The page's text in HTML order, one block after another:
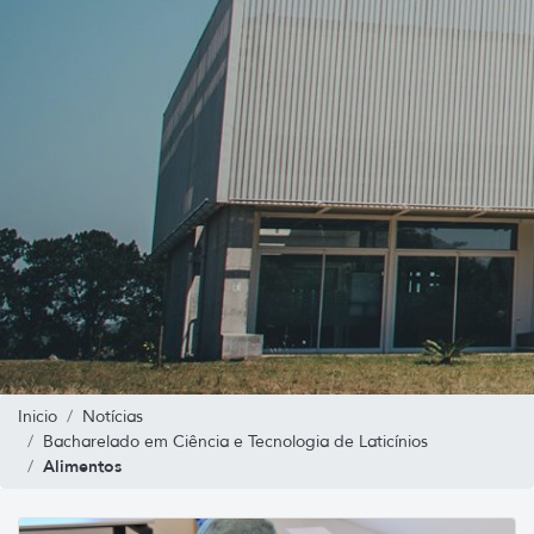
Inicio
Notícias
Bacharelado em Ciência e Tecnologia de Laticínios
Alimentos